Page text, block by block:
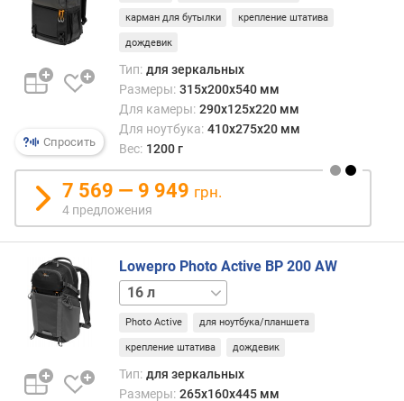
Спросить
карман для бутылки крепление штатива
дождевик
Тип: для зеркальных
Размеры: 315x200x540 мм
Для камеры: 290x125x220 мм
Для ноутбука: 410x275x20 мм
Вес: 1200 г
7 569 — 9 949 грн.
4 предложения
Lowepro Photo Active BP 200 AW
25 л
Photo Active для ноутбука/планшета
крепление штатива дождевик
Тип: для зеркальных
Размеры: 265x160x445 мм